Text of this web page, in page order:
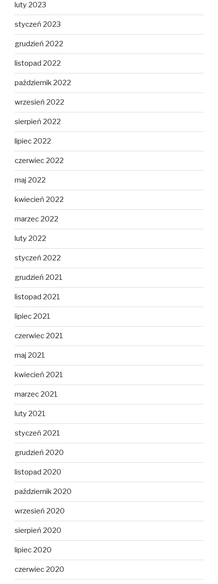
luty 2023
styczeń 2023
grudzień 2022
listopad 2022
październik 2022
wrzesień 2022
sierpień 2022
lipiec 2022
czerwiec 2022
maj 2022
kwiecień 2022
marzec 2022
luty 2022
styczeń 2022
grudzień 2021
listopad 2021
lipiec 2021
czerwiec 2021
maj 2021
kwiecień 2021
marzec 2021
luty 2021
styczeń 2021
grudzień 2020
listopad 2020
październik 2020
wrzesień 2020
sierpień 2020
lipiec 2020
czerwiec 2020